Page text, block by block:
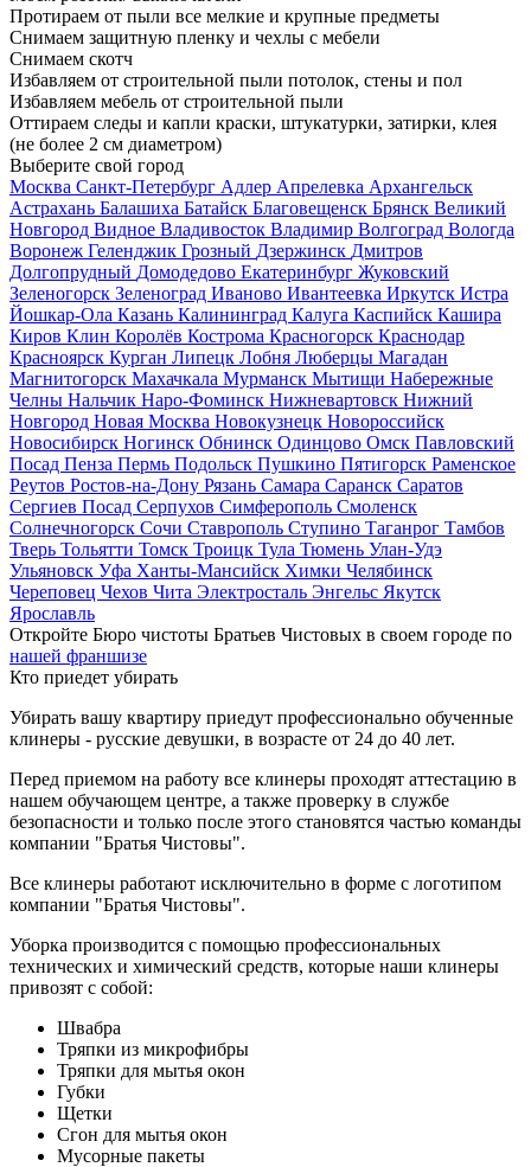
Протираем от пыли все мелкие и крупные предметы
Снимаем защитную пленку и чехлы с мебели
Снимаем скотч
Избавляем от строительной пыли потолок, стены и пол
Избавляем мебель от строительной пыли
Оттираем следы и капли краски, штукатурки, затирки, клея
(не более 2 см диаметром)
Выберите свой город
Москва Санкт-Петербург Адлер Апрелевка Архангельск
Астрахань Балашиха Батайск Благовещенск Брянск Великий
Новгород Видное Владивосток Владимир Волгоград Вологда
Воронеж Геленджик Грозный Дзержинск Дмитров
Долгопрудный Домодедово Екатеринбург Жуковский
Зеленогорск Зеленоград Иваново Ивантеевка Иркутск Истра
Йошкар-Ола Казань Калининград Калуга Каспийск Кашира
Киров Клин Королёв Кострома Красногорск Краснодар
Красноярск Курган Липецк Лобня Люберцы Магадан
Магнитогорск Махачкала Мурманск Мытищи Набережные
Челны Нальчик Наро-Фоминск Нижневартовск Нижний
Новгород Новая Москва Новокузнецк Новороссийск
Новосибирск Ногинск Обнинск Одинцово Омск Павловский
Посад Пенза Пермь Подольск Пушкино Пятигорск Раменское
Реутов Ростов-на-Дону Рязань Самара Саранск Саратов
Сергиев Посад Серпухов Симферополь Смоленск
Солнечногорск Сочи Ставрополь Ступино Таганрог Тамбов
Тверь Тольятти Томск Троицк Тула Тюмень Улан-Удэ
Ульяновск Уфа Ханты-Мансийск Химки Челябинск
Череповец Чехов Чита Электросталь Энгельс Якутск
Ярославль
Откройте Бюро чистоты Братьев Чистовых в своем городе по
нашей франшизе
Кто приедет убирать
Убирать вашу квартиру приедут профессионально обученные
клинеры - русские девушки, в возрасте от 24 до 40 лет.
Перед приемом на работу все клинеры проходят аттестацию в
нашем обучающем центре, а также проверку в службе
безопасности и только после этого становятся частью команды
компании "Братья Чистовы".
Все клинеры работают исключительно в форме с логотипом
компании "Братья Чистовы".
Уборка производится с помощью профессиональных
технических и химический средств, которые наши клинеры
привозят с собой:
Швабра
Тряпки из микрофибры
Тряпки для мытья окон
Губки
Щетки
Сгон для мытья окон
Мусорные пакеты